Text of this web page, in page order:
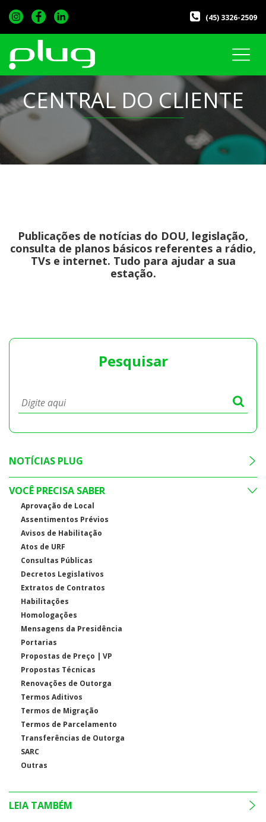
(45) 3326-2509
CENTRAL DO CLIENTE
Publicações de notícias do DOU, legislação,
consulta de planos básicos referentes a rádio,
TVs e internet. Tudo para ajudar a sua
estação.
Pesquisar
NOTÍCIAS PLUG
VOCÊ PRECISA SABER
Aprovação de Local
Assentimentos Prévios
Avisos de Habilitação
Atos de URF
Consultas Públicas
Decretos Legislativos
Extratos de Contratos
Habilitações
Homologações
Mensagens da Presidência
Portarias
Propostas de Preço | VP
Propostas Técnicas
Renovações de Outorga
Termos Aditivos
Termos de Migração
Termos de Parcelamento
Transferências de Outorga
SARC
Outras
LEIA TAMBÉM